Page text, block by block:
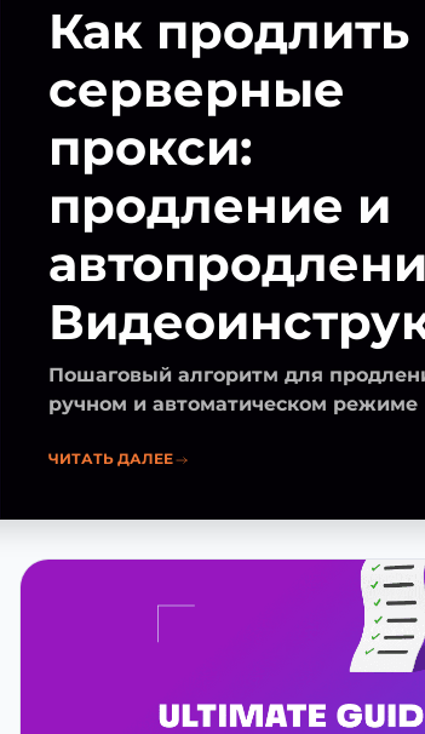
Как продлить
серверные
прокси:
продление и
Пошаговый алгоритм для
ручном и автоматическом режиме
ЧИТАТЬ ДАЛЕЕ